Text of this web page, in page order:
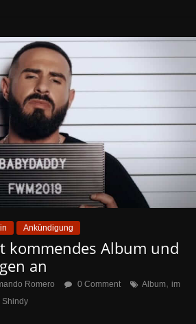
Ankündigung
kommendes Album und
an
Romero 0 Comment Album, im
Shindy